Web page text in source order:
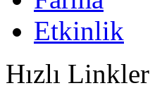
Etkinlik
Hızlı Linkler